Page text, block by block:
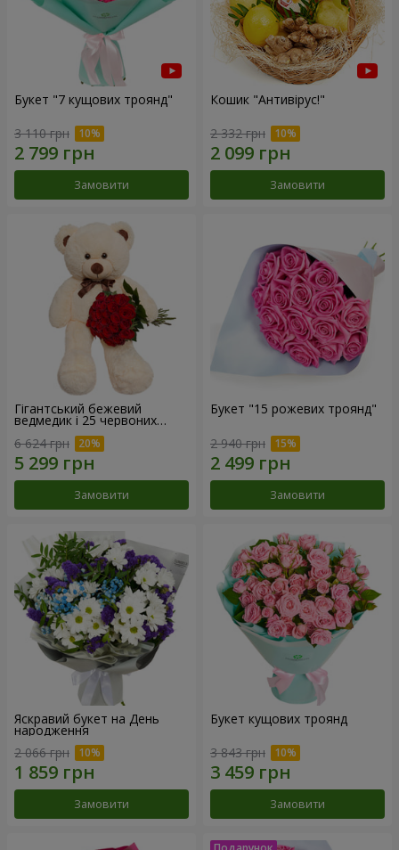
Букет "7 кущових троянд"
3 110 грн
Замовити
Кошик "Антивірус!"
2 332 грн
Замовити
Гігантський бежевий
ведмедик і 25 червоних
троянд
6 624 грн
Замовити
Букет "15 рожевих троянд"
2 940 грн
Замовити
Яскравий букет на День
народження
2 066 грн
Замовити
Букет кущових троянд
3 843 грн
Замовити